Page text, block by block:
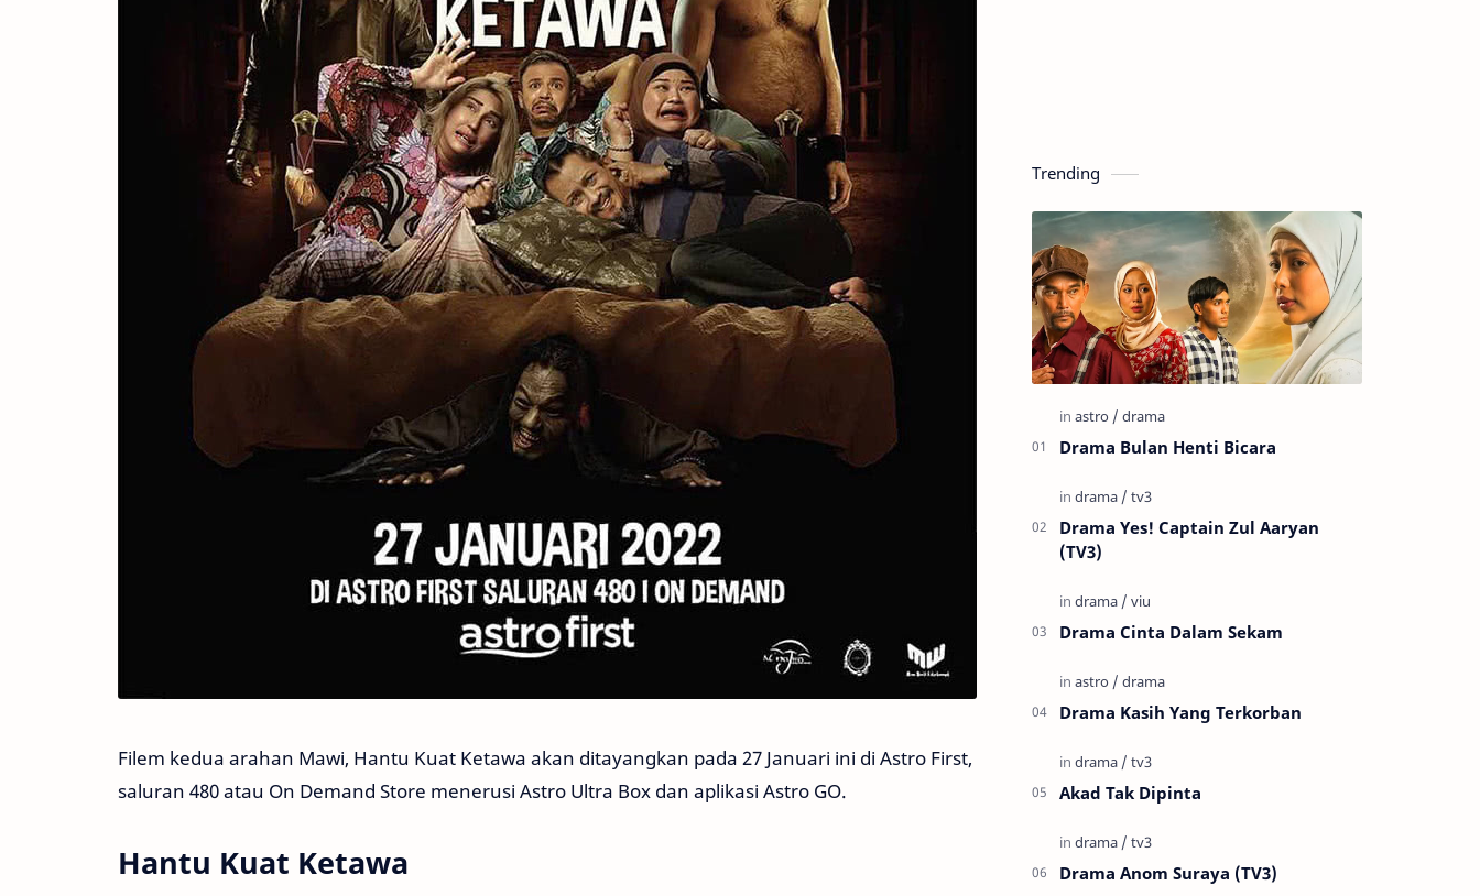
Filem kedua arahan Mawi, Hantu Kuat Ketawa akan ditayangkan pada 27 Januari ini di Astro First,
saluran 480 atau On Demand Store menerusi Astro Ultra Box dan aplikasi Astro GO.
Hantu Kuat Ketawa
Trending
Drama Bulan Henti Bicara
Drama Yes! Captain Zul Aaryan
(TV3)
Drama Cinta Dalam Sekam
Drama Kasih Yang Terkorban
Akad Tak Dipinta
Drama Anom Suraya (TV3)